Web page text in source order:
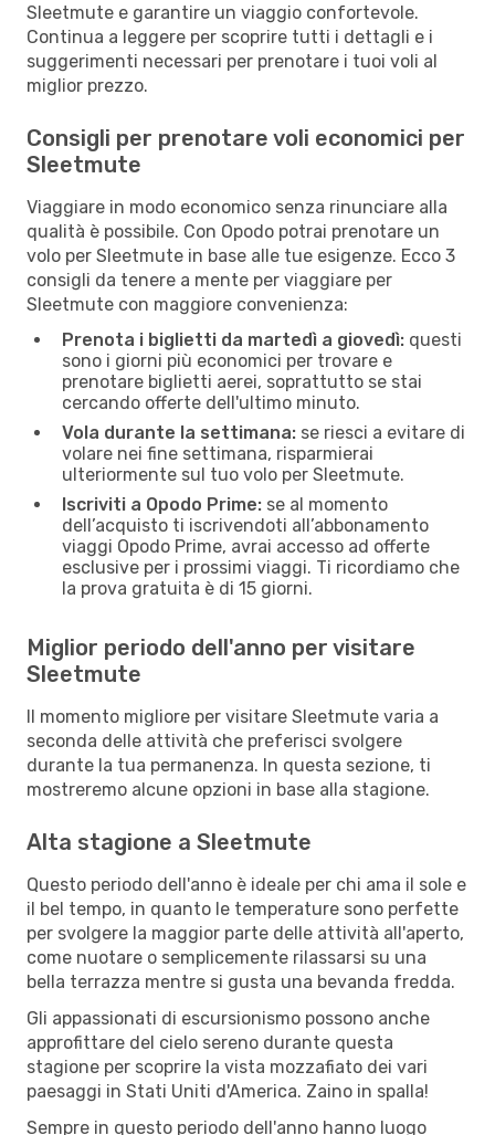
Sleetmute e garantire un viaggio confortevole.
Continua a leggere per scoprire tutti i dettagli e i
suggerimenti necessari per prenotare i tuoi voli al
miglior prezzo.
Consigli per prenotare voli economici per
Sleetmute
Viaggiare in modo economico senza rinunciare alla
qualità è possibile. Con Opodo potrai prenotare un
volo per Sleetmute in base alle tue esigenze. Ecco 3
consigli da tenere a mente per viaggiare per
Sleetmute con maggiore convenienza:
Prenota i biglietti da martedì a giovedì: questi
sono i giorni più economici per trovare e
prenotare biglietti aerei, soprattutto se stai
cercando offerte dell'ultimo minuto.
Vola durante la settimana: se riesci a evitare di
volare nei fine settimana, risparmierai
ulteriormente sul tuo volo per Sleetmute.
Iscriviti a Opodo Prime: se al momento
dell’acquisto ti iscrivendoti all’abbonamento
viaggi Opodo Prime, avrai accesso ad offerte
esclusive per i prossimi viaggi. Ti ricordiamo che
la prova gratuita è di 15 giorni.
Miglior periodo dell'anno per visitare
Sleetmute
Il momento migliore per visitare Sleetmute varia a
seconda delle attività che preferisci svolgere
durante la tua permanenza. In questa sezione, ti
mostreremo alcune opzioni in base alla stagione.
Alta stagione a Sleetmute
Questo periodo dell'anno è ideale per chi ama il sole e
il bel tempo, in quanto le temperature sono perfette
per svolgere la maggior parte delle attività all'aperto,
come nuotare o semplicemente rilassarsi su una
bella terrazza mentre si gusta una bevanda fredda.
Gli appassionati di escursionismo possono anche
approfittare del cielo sereno durante questa
stagione per scoprire la vista mozzafiato dei vari
paesaggi in Stati Uniti d'America. Zaino in spalla!
Sempre in questo periodo dell'anno hanno luogo